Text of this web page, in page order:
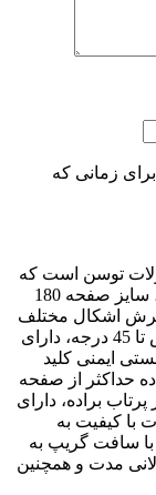
زمانی که
توسن است که
دارای توان 1600 وات، صفحه پروفیل بر فیبری، سایز صفحه 180
توانایی برش اشکال مختلف
شاخه ی آهن و استیل، قابلیت تنظیم زاویه برش تا 45 درجه، دارای
ایمنی کلید
حداکثر از صفحه
براده، دارای
با کیفیت به
سافت گریپ به
مدت و همچنین